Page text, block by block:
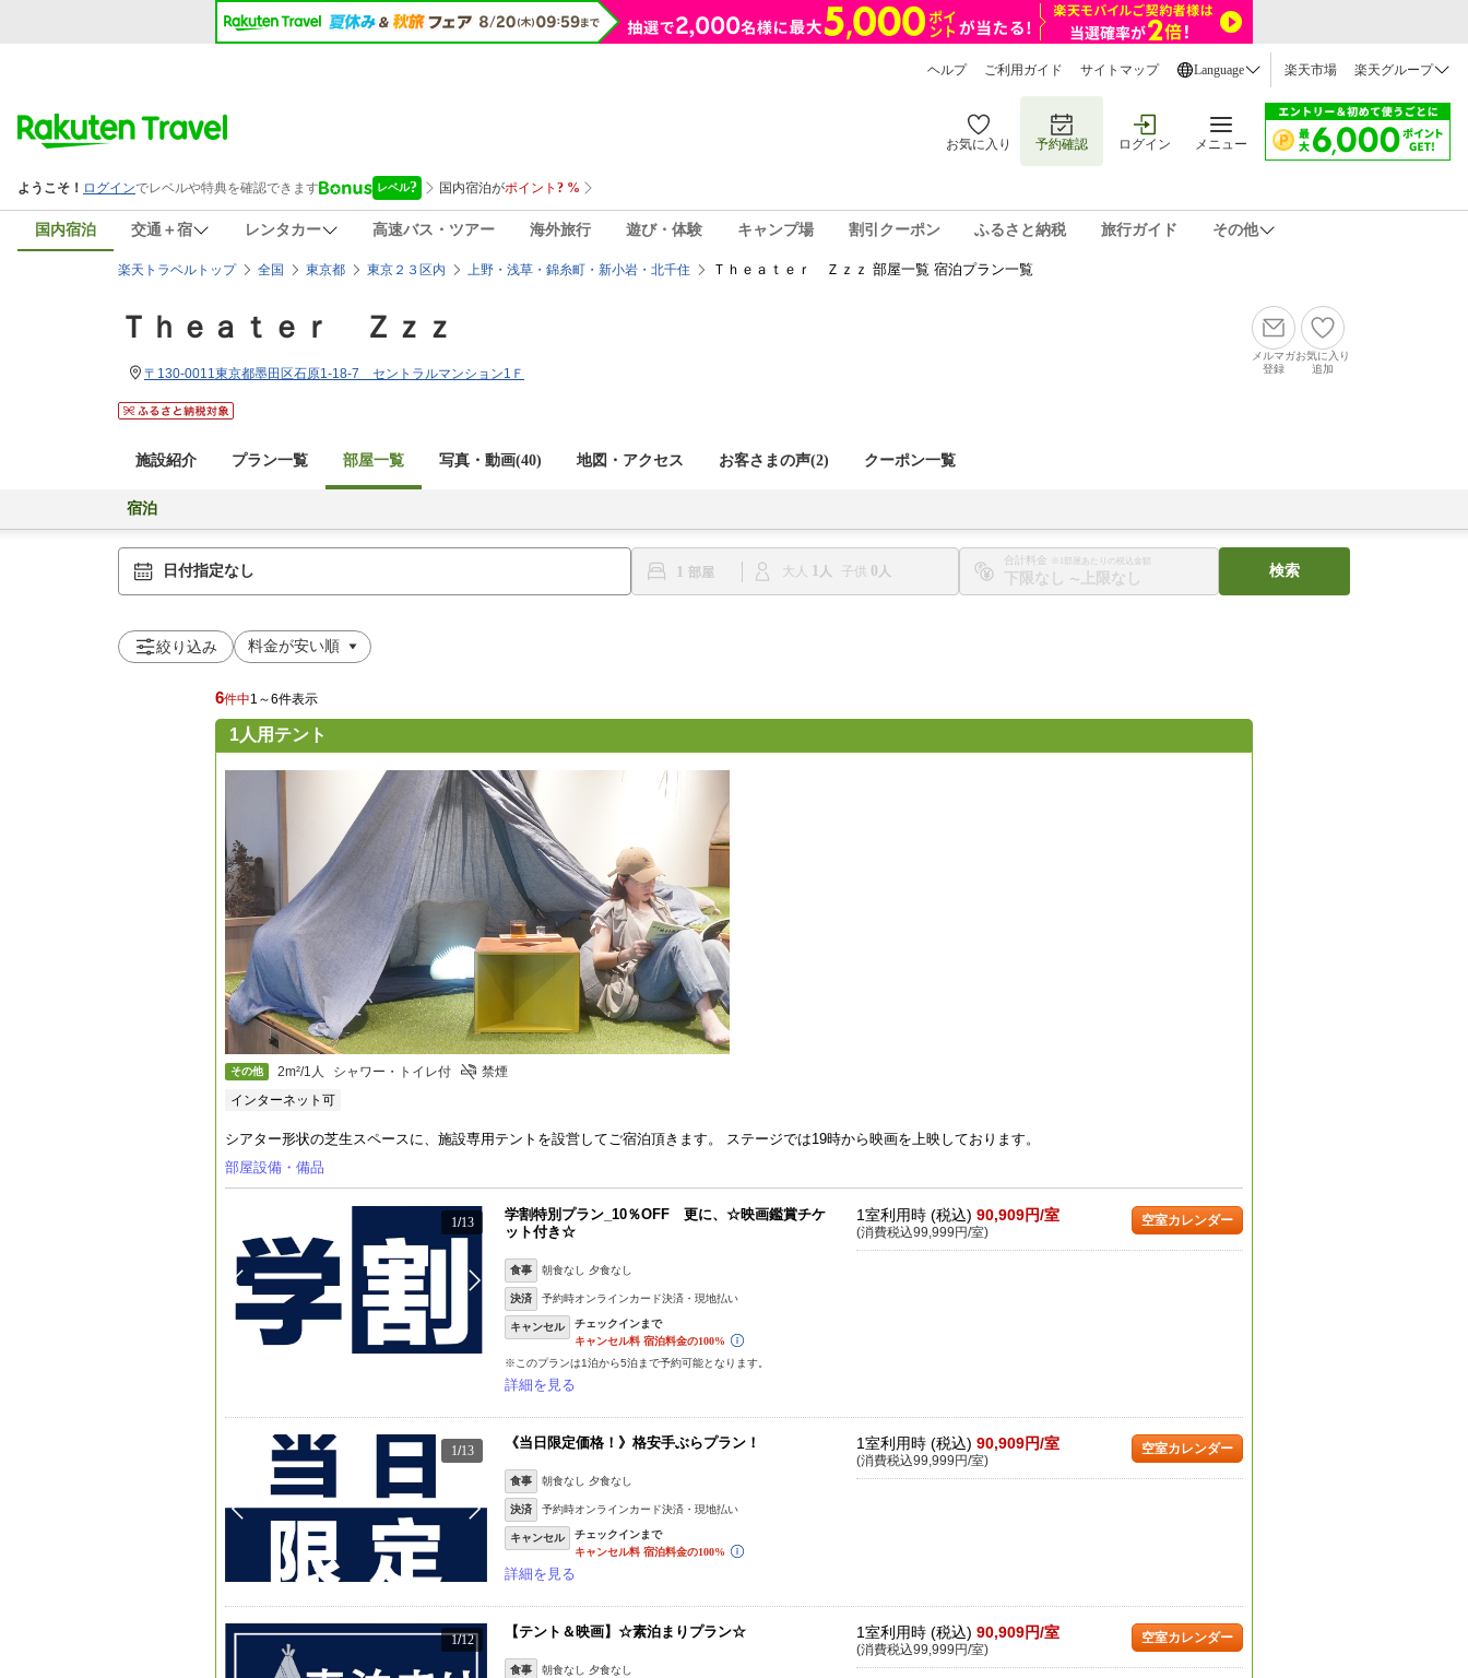
ヘルプ ご利用ガイド サイトマップ Language 楽天市場 楽天グループ
お気に入り 予約確認 ログイン メニュー
国内宿泊 交通＋宿 レンタカー 高速バス・ツアー 海外旅行 遊び・体験 キャンプ場 割引クーポン ふるさと納税 旅行ガイド その他
楽天トラベルトップ 全国 東京都 東京２３区内 上野・浅草・錦糸町・新小岩・北千住 Ｔｈｅａｔｅｒ Ｚｚｚ 部屋一覧 宿泊プラン一覧
Ｔｈｅａｔｅｒ Ｚｚｚ
〒130-0011東京都墨田区石原1-18-7 セントラルマンション1Ｆ
メルマガ
登録
お気に入り
追加
施設紹介 プラン一覧 部屋一覧 写真・動画(40) 地図・アクセス お客さまの声(2) クーポン一覧
宿泊
日付指定なし 1 大人 1 子供 0
合計料金 ※1部屋あたりの税込金額
〜
検索
絞り込み
6件中1～6件表示
1人用テント
その他 2m²/1人 シャワー・トイレ付
禁煙
インターネット可
シアター形状の芝生スペースに、施設専用テントを設営してご宿泊頂きます。 ステージでは19時から映画を上映しております。
部屋設備・備品
1/13
学割特別プラン_10％OFF 更に、☆映画鑑賞チケ
ット付き☆
食事 朝食なし 夕食なし
決済 予約時オンラインカード決済・現地払い
キャンセル
※このプランは1泊から5泊まで予約可能となります。
詳細を見る
1室利用時 (税込) 90,909円/室
(消費税込99,999円/室)
空室カレンダー
1/13 《当日限定価格！》格安手ぶらプラン！
食事 朝食なし 夕食なし
決済 予約時オンラインカード決済・現地払い
キャンセル
詳細を見る
1室利用時 (税込) 90,909円/室
(消費税込99,999円/室)
空室カレンダー
1/12 【テント＆映画】☆素泊まりプラン☆
食事 朝食なし 夕食なし
1室利用時 (税込) 90,909円/室
(消費税込99,999円/室)
空室カレンダー